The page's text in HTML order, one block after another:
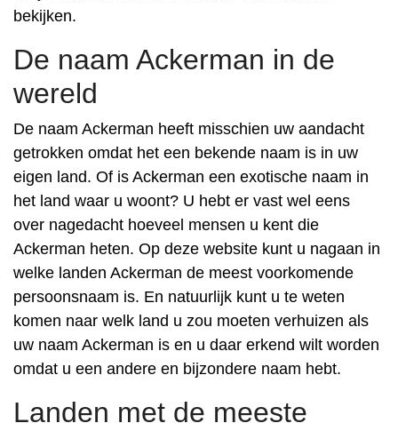
bekijken.
De naam Ackerman in de
wereld
De naam Ackerman heeft misschien uw aandacht
getrokken omdat het een bekende naam is in uw
eigen land. Of is Ackerman een exotische naam in
het land waar u woont? U hebt er vast wel eens
over nagedacht hoeveel mensen u kent die
Ackerman heten. Op deze website kunt u nagaan in
welke landen Ackerman de meest voorkomende
persoonsnaam is. En natuurlijk kunt u te weten
komen naar welk land u zou moeten verhuizen als
uw naam Ackerman is en u daar erkend wilt worden
omdat u een andere en bijzondere naam hebt.
Landen met de meeste